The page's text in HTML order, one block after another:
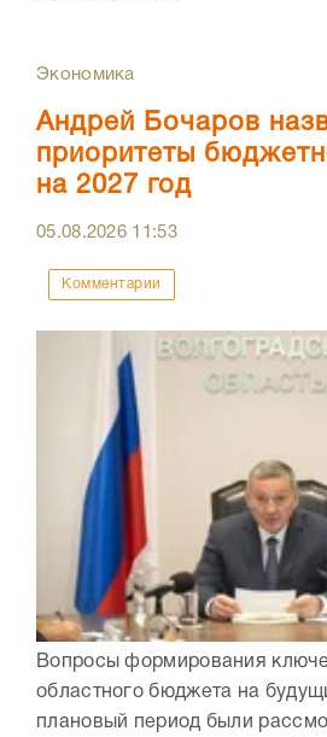
Экономика
Андрей Бочаров
приоритеты
на 2027 год
05.08.2026 11:53
Комментарии
Вопросы формирования
областного бюджета на
плановый период были